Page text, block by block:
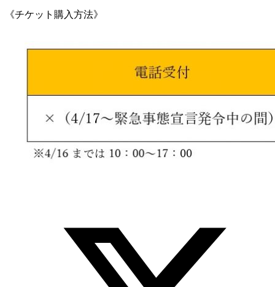
《チケット購入方法》